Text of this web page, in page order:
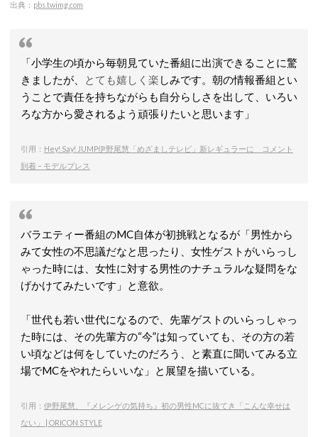
出典： pbs.twimg.com
「小学生の頃から毎朝見ていた番組に出演できることに驚
きましたが、
とても嬉しく楽 しみです。朝の情報番組とい
うことで責任を持ちながらも自分らしさを出して、いろい
ろな方から愛されるよう頑張りたいと思います」
引用： Hey! Say! JUMP伊野尾慧「めざましテレビ」新レギュラーに コメント
到着 – モデルプレス
バラエティー番組のMC自体が初挑戦となるが「男性から
みて女性の不思議だなと思ったり、女性ゲストがいらっし
ゃった時には、女性に対する男性のナチュラルな疑問をな
げかけてみたいです」と意欲。
「世代も若い世代になるので、先輩ゲストのいらっしゃっ
た時には、その先輩方の“今”は知っていても、その方の若
い頃などは何をしていたのだろう、と素直に聞いてみる立
場でMCをやれたらいいな」と展望を描いている。
引用： 伊野尾慧、『メレンゲの気持ち』初の男性MCに抜てき「こんな幸せは
ない」 | ORICON STYLE